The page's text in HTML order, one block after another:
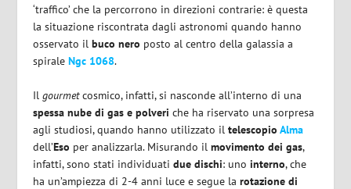
‘traffico’ che la percorrono in direzioni contrarie: è questa
la situazione riscontrata dagli astronomi quando hanno
osservato ilbuco nero posto al centro della galassia a
spiraleNgc 1068.
Ilgourmetcosmico, infatti, si nasconde all’interno di una
spessa nube di gas e polveri che ha riservato una sorpresa
agli studiosi, quando hanno utilizzato iltelescopioAlma
dell’Eso per analizzarla. Misurando ilmovimento dei gas,
infatti, sono stati individuati due dischi: unointerno, che
ha un’ampiezza di 2-4 anni luce e segue larotazione di